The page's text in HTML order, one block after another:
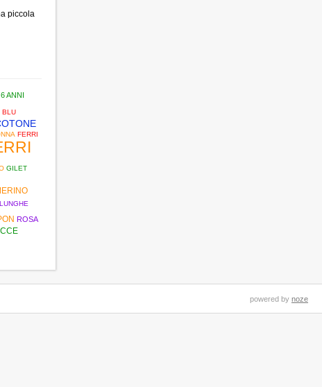
piccola
6 ANNI
BLU
FERRI
GILET
ROSA
powered by noze